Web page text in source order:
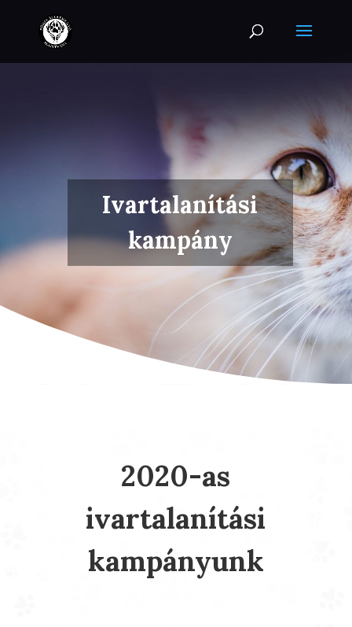
Ivartalanítási
kampány
2020-as
ivartalanítási
kampányunk